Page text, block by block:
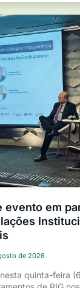
evento em
de 2026
quinta-feira